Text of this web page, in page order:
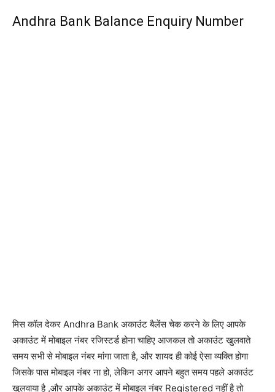
Andhra Bank Balance Enquiry Number
मिस कॉल देकर Andhra Bank अकाउंट बैलेंस चेक करने के लिए आपके
अकाउंट में मोबाइल नंबर रजिस्टर्ड होना चाहिए आजकल तो अकाउंट खुलवाते
समय सभी से मोबाइल नंबर मांगा जाता है, और शायद ही कोई ऐसा व्यक्ति होगा
जिसके पास मोबाइल नंबर ना हो, लेकिन अगर आपने बहुत समय पहले अकाउंट
खुलवाया है ,और आपके अकाउंट में मोबाइल नंबर Registered नहीं है तो